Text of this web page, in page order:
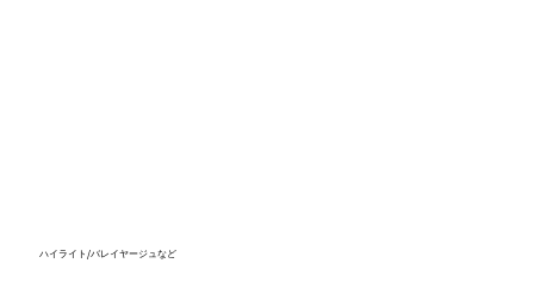
ハイライト/バレイヤージュなど